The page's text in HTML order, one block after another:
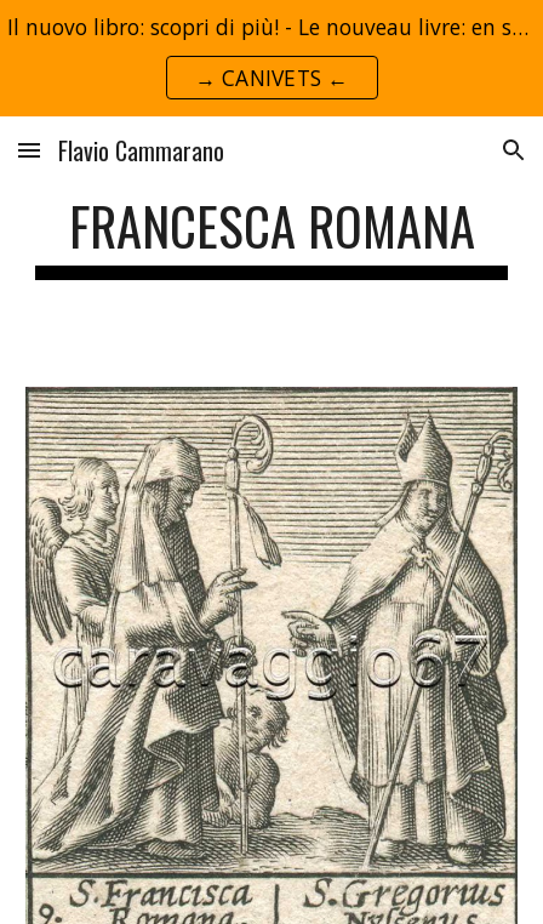
Skip to main content
Il nuovo libro: scopri di più! - Le nouveau livre: en savoir plus!
→ CANIVETS ←
Flavio Cammarano
FRANCESCA ROMANA